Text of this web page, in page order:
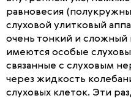
равновесия
слуховой улитковый
очень тонкий и сложный
имеются особые
связанные с слуховым
через жидкость
слуховых клеток. Эти